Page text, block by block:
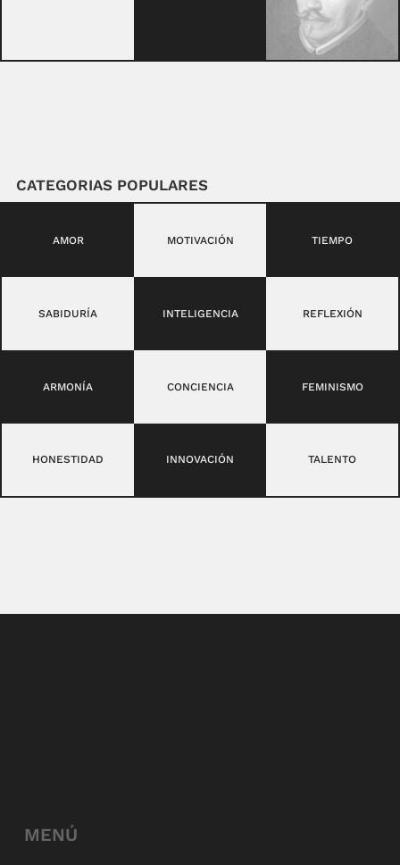
CATEGORIAS POPULARES
AMOR MOTIVACIÓN TIEMPO
SABIDURÍA INTELIGENCIA REFLEXIÓN
ARMONÍA CONCIENCIA FEMINISMO
HONESTIDAD INNOVACIÓN TALENTO
MENÚ